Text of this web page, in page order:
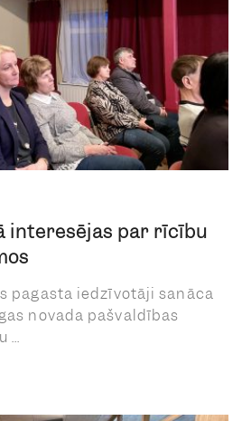
interesējas par rīcību
pagasta iedzīvotāji sanāca
novada pašvaldības
...